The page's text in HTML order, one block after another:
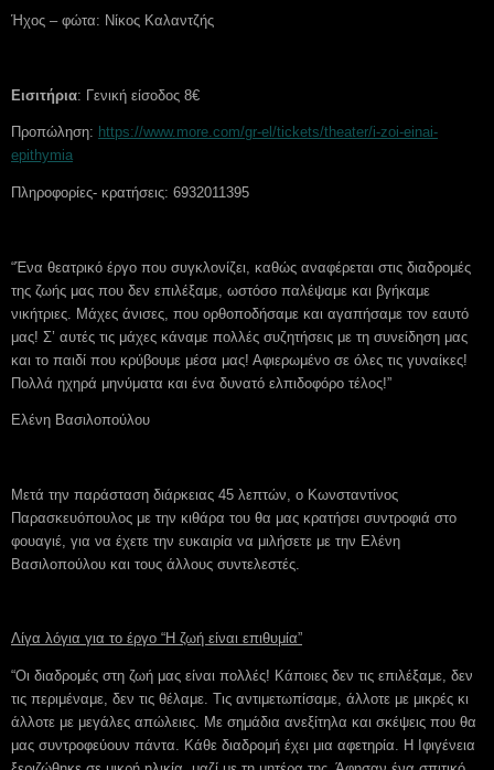
Ήχος – φώτα: Νίκος Καλαντζής
Εισιτήρια: Γενική είσοδος 8€
Προπώληση: https://www.more.com/gr-el/tickets/theater/i-zoi-einai-
epithymia
Πληροφορίες- κρατήσεις: 6932011395
“Ένα θεατρικό έργο που συγκλονίζει, καθώς αναφέρεται στις διαδρομές
της ζωής μας που δεν επιλέξαμε, ωστόσο παλέψαμε και βγήκαμε
νικήτριες. Μάχες άνισες, που ορθοποδήσαμε και αγαπήσαμε τον εαυτό
μας! Σ’ αυτές τις μάχες κάναμε πολλές συζητήσεις με τη συνείδηση μας
και το παιδί που κρύβουμε μέσα μας! Αφιερωμένο σε όλες τις γυναίκες!
Πολλά ηχηρά μηνύματα και ένα δυνατό ελπιδοφόρο τέλος!”
Ελένη Βασιλοπούλου
Μετά την παράσταση διάρκειας 45 λεπτών, ο Κωνσταντίνος
Παρασκευόπουλος με την κιθάρα του θα μας κρατήσει συντροφιά στο
φουαγιέ, για να έχετε την ευκαιρία να μιλήσετε με την Ελένη
Βασιλοπούλου και τους άλλους συντελεστές.
Λίγα λόγια για το έργο “H ζωή είναι επιθυμία”
“Οι διαδρομές στη ζωή μας είναι πολλές! Κάποιες δεν τις επιλέξαμε, δεν
τις περιμέναμε, δεν τις θέλαμε. Τις αντιμετωπίσαμε, άλλοτε με μικρές κι
άλλοτε με μεγάλες απώλειες. Με σημάδια ανεξίτηλα και σκέψεις που θα
μας συντροφεύουν πάντα. Κάθε διαδρομή έχει μια αφετηρία. Η Ιφιγένεια